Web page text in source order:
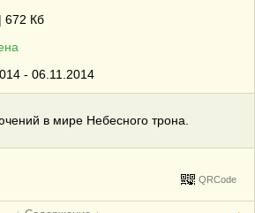
672 Кб
- 06.11.2014
в мире Небесного трона.
QRCode